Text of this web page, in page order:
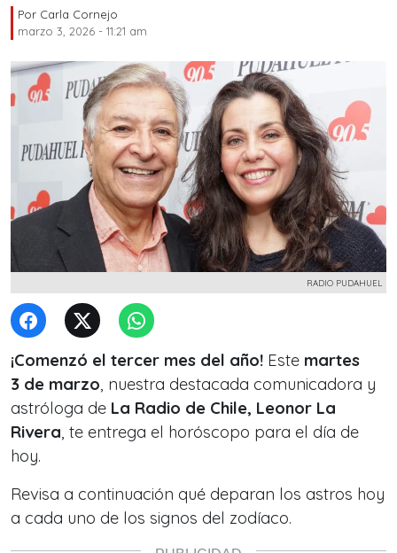
Por Carla Cornejo
marzo 3, 2026 - 11:21 am
RADIO PUDAHUEL
¡Comenzó el tercer mes del año! Este martes
3 de marzo, nuestra destacada comunicadora y
astróloga de La Radio de Chile, Leonor La
Rivera, te entrega el horóscopo para el día de
hoy.
Revisa a continuación qué deparan los astros hoy
a cada uno de los signos del zodíaco.